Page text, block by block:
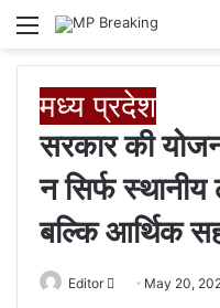
Menu
मध्य प्रदेश
सरकार की
न सिर्फ
बल्कि आर्थिक
Editor May 20,